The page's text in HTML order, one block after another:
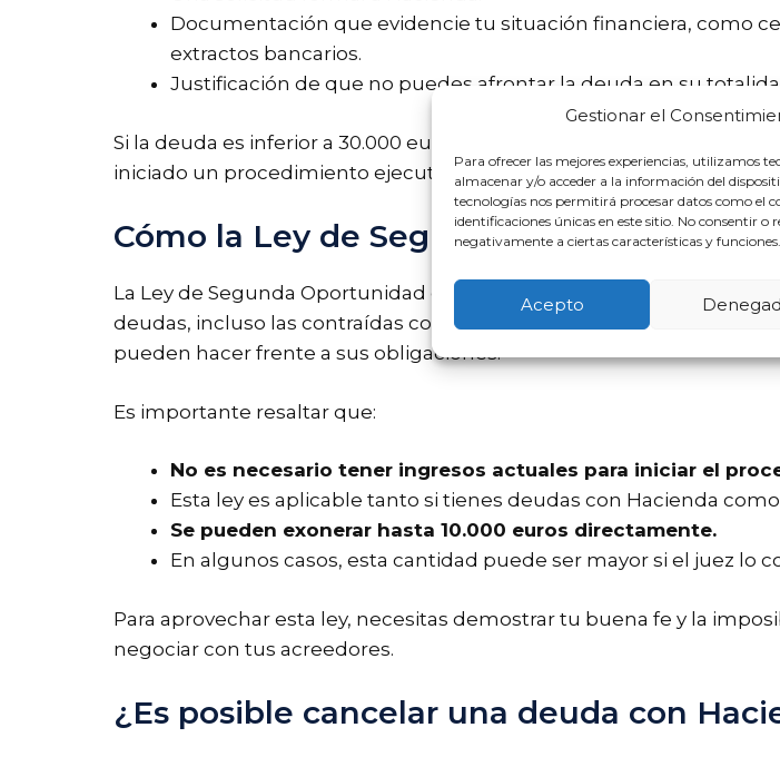
Gestionar el
Para ofrecer las mejores experiencias, utilizamos
almacenar y/o acceder a la información del
tecnologías nos permitirá procesar datos como el
identificaciones únicas en este sitio. No consentir
negativamente a ciertas características y funciones.
Acepto
Documentación que evidencie tu situación financiera, como
extractos bancarios.
Justificación de que no puedes afrontar la deuda en su
Si la deuda es inferior a 30.000 euros y no tienes incumplimientos
iniciado un procedimiento ejecutivo o la deuda es mayor,
Cómo la Ley de Segunda Oportunidad
La Ley de Segunda Oportunidad es una herramienta poderosa que
deudas, incluso las contraídas con Hacienda. Esta ley está
pueden hacer frente a sus obligaciones.
Es importante resaltar que:
No es necesario tener ingresos actuales para iniciar el
Esta ley es aplicable tanto si tienes deudas con Hacienda
Se pueden exonerar hasta 10.000 euros directamente.
En algunos casos, esta cantidad puede ser mayor si el juez lo
Para aprovechar esta ley, necesitas demostrar tu buena fe y la
negociar con tus acreedores.
¿Es posible cancelar una deuda con